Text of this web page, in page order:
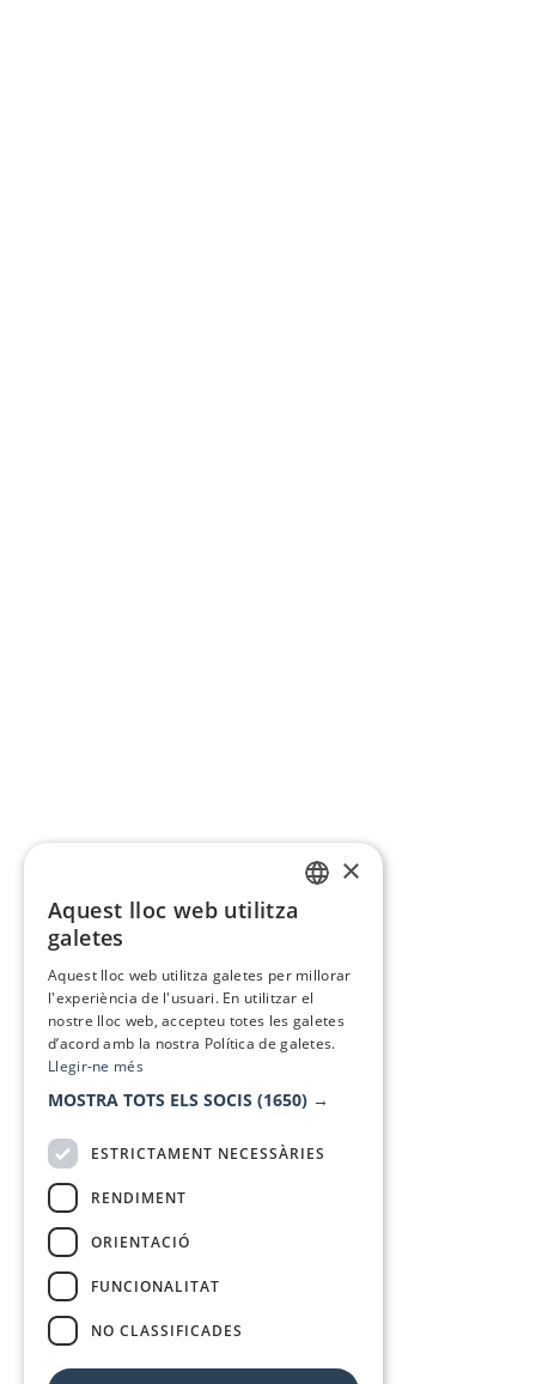
×
Aquest lloc web utilitza
galetes
Aquest lloc web utilitza galetes per millorar
l'experiència de l'usuari. En utilitzar el
nostre lloc web, accepteu totes les galetes
d’acord amb la nostra Política de galetes.
Llegir-ne més
MOSTRA TOTS ELS SOCIS (1650) →
ESTRICTAMENT NECESSÀRIES
RENDIMENT
ORIENTACIÓ
FUNCIONALITAT
NO CLASSIFICADES